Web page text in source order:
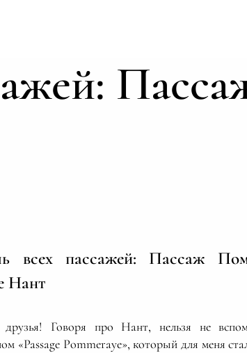
всех пассажей: Пассаж
Нант
друзья! Говоря про Нант, нельзя не
«Passage Pommeraye», который для меня